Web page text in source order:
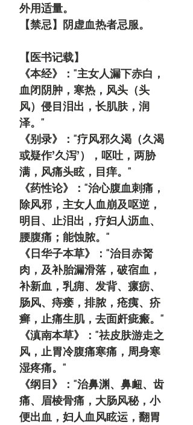
外用适量。
【禁忌】阴虚血热者忌服。
【医书记载】
《本经》："主女人漏下赤白，
血闭阴肿，寒热，风头（头
风）侵目泪出，长肌肤，润
泽。"
《别录》："疗风邪久渴（久渴
或疑作’久泻’），呕吐，两胁
满，风痛头眩，目痒。"
《药性论》："治心腹血刺痛，
除风邪，主女人血崩及呕逆，
明目、止泪出，疗妇人沥血、
腰腹痛；能蚀脓。"
《日华子本草》："治目赤胬
肉，及补胎漏滑落，破宿血，
补新血，乳痈、发背、瘰疬、
肠风、痔瘘，排脓，疮痍、疥
癣，止痛生肌，去面皯疵瘢。"
《滇南本草》："祛皮肤游走之
风，止胃冷腹痛寒痛，周身寒
湿疼痛。"
《纲目》："治鼻渊、鼻衄、齿
痛、眉棱骨痛，大肠风秘，小
便出血，妇人血风眩运，翻胃